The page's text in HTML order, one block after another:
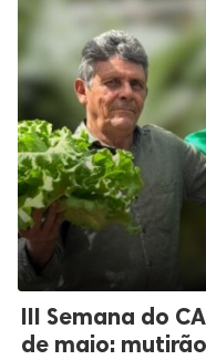
III Semana do
de maio: